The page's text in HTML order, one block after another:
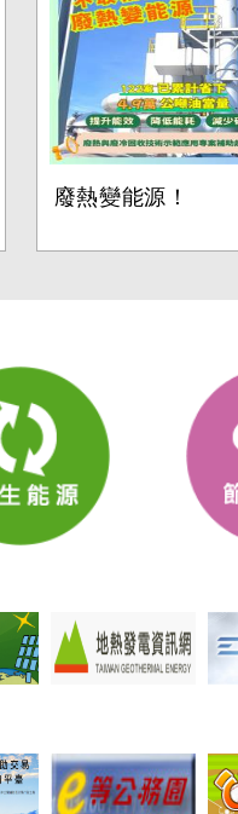
廢熱變能源！